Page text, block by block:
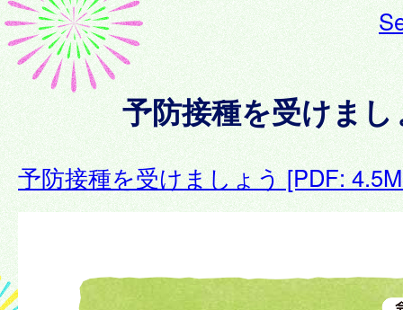
予防接種を受けまし
予防接種を受けましょう [PDF: